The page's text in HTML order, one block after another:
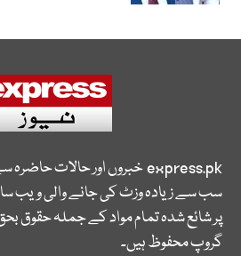
express.pkخبروں اور حالات حاضرہ
سب سے زیادہ وزٹ کی جانے والی ویب
پر شائع شدہ تمام مواد کے جملہ حقوق
گروپ محفوظ ہیں۔